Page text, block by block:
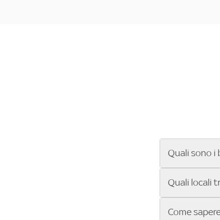
Quali sono i
Se cerchi un
ENILIVE, la
Sky Bar ti
Quali locali
Vuoi sapere
Come